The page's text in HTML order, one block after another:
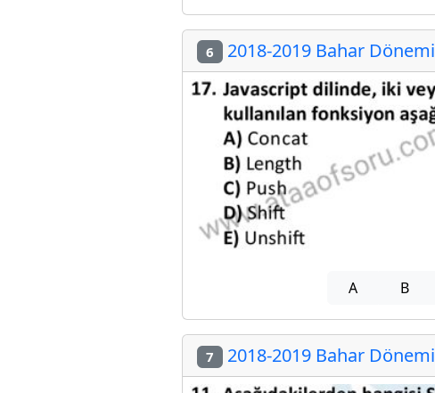
6 2018-2019 Bahar Dönemi
A B
7 2018-2019 Bahar Dönemi